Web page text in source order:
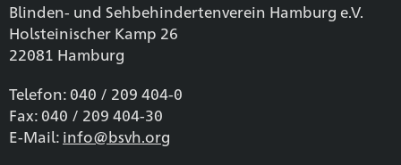
Blinden- und Sehbehinderten­verein Hamburg e.V.
Holsteinischer Kamp 26
22081 Hamburg
Telefon: 040 / 209 404-0
Fax: 040 / 209 404-30
E-Mail: info@bsvh.org